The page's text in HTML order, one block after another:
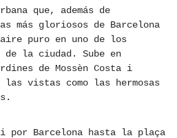
que, además de
más gloriosos de Barcelona
puro en uno de los
de la ciudad. Sube en
de Mossèn Costa i
vistas como las hermosas
por Barcelona hasta la plaça